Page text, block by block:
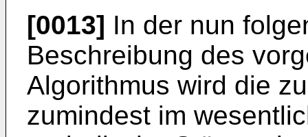
[0013] In der nun
Beschreibung des
Algorithmus wird die
zumindest im